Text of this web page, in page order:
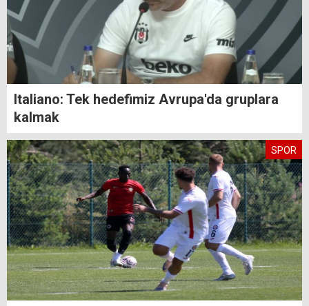
Italiano: Tek hedefimiz Avrupa'da gruplara
kalmak
SPOR